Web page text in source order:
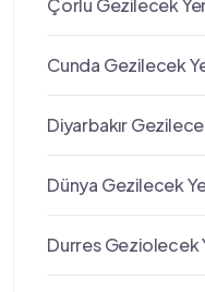
Çorlu Gezilecek
Cunda Gezilecek
Diyarbakır
Dünya Gezilecek
Durres Geziolecek